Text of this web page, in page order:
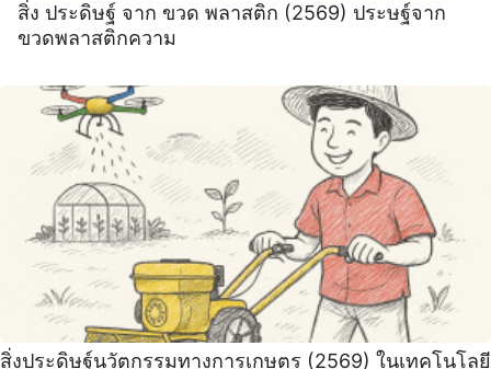
สิ่ง ประดิษฐ์ จาก ขวด พลาสติก (2569) ประษฐ์จาก
ขวดพลาสติกความ
สิ่งประดิษฐ์นวัตกรรมทางการเกษตร (2569) ในเทคโนโลยี